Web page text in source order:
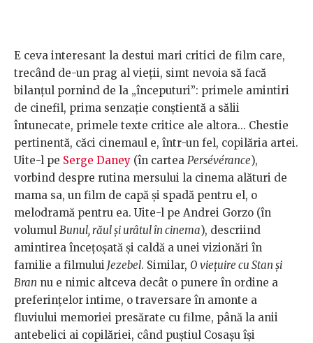
E ceva interesant la destui mari critici de film care,
trecând de-un prag al vieții, simt nevoia să facă
bilanțul pornind de la „începuturi”: primele amintiri
de cinefil, prima senzație conștientă a sălii
întunecate, primele texte critice ale altora... Chestie
pertinentă, căci cinemaul e, într-un fel, copilăria artei.
Uite-l pe Serge Daney (în cartea Persévérance),
vorbind despre rutina mersului la cinema alături de
mama sa, un film de capă și spadă pentru el, o
melodramă pentru ea. Uite-l pe Andrei Gorzo (în
volumul Bunul, răul și urâtul în cinema), descriind
amintirea încețoșată și caldă a unei vizionări în
familie a filmului Jezebel. Similar, O viețuire cu Stan și
Bran nu e nimic altceva decât o punere în ordine a
preferințelor intime, o traversare în amonte a
fluviului memoriei presărate cu filme, până la anii
antebelici ai copilăriei, când puștiul Cosașu își